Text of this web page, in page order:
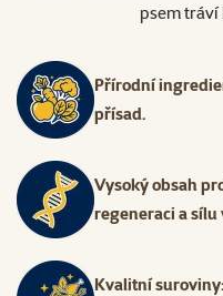
psem tráví
Přírodní
přísad.
Vysoký obsah
regeneraci a sílu
Kvalitní